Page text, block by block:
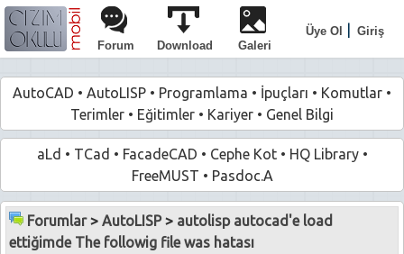
Üye Ol
Giriş
Forum
Download Galeri
AutoCAD • AutoLISP • Programlama • İpuçları • Komutlar •
Terimler • Eğitimler • Kariyer • Genel Bilgi
aLd • TCad • FacadeCAD • Cephe Kot• HQ Library•
FreeMUST • Pasdoc.A
Forumlar>AutoLISP> autolisp autocad'e load
ettiğimde The followig file was hatası